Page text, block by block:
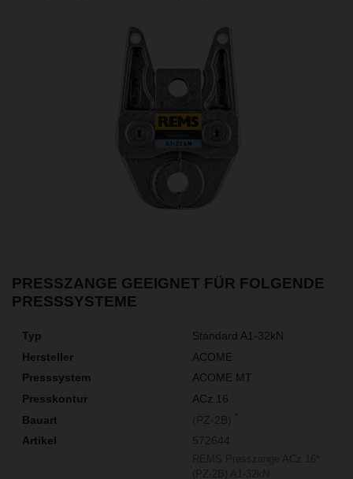
PRESSZANGE GEEIGNET FÜR FOLGENDE
PRESSSYSTEME
Standard A1-32kN
ACOME
ACOME MT
ACz 16
(PZ-2B)
572644